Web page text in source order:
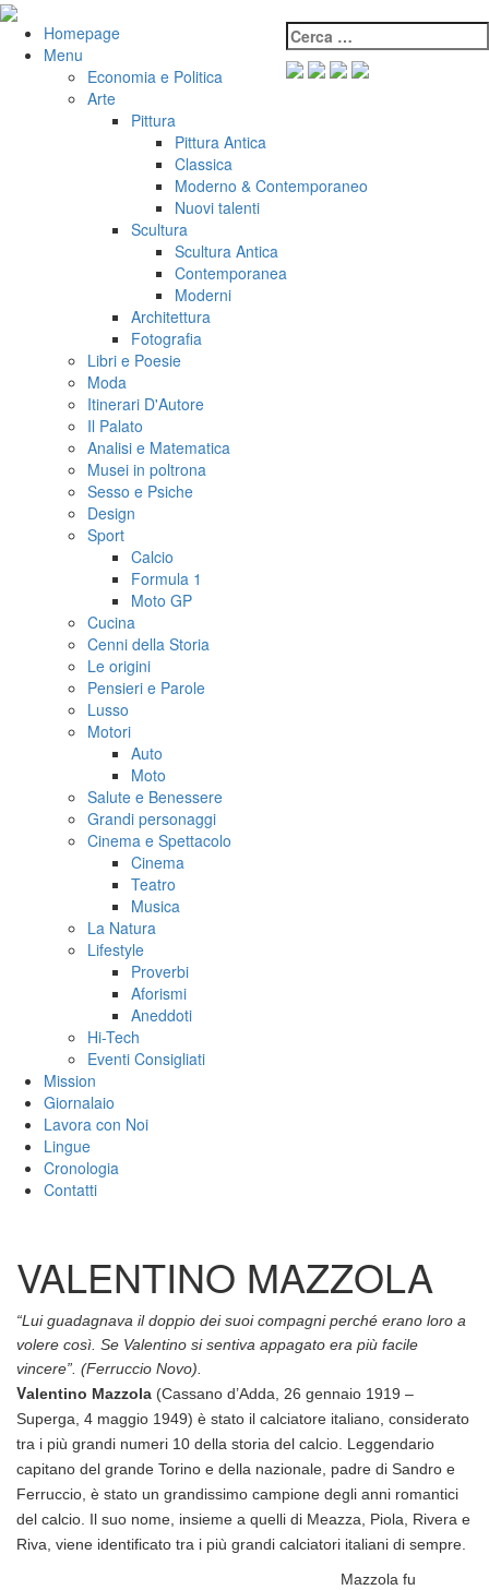
Salta
contenuto
VeniVidiVici Cerca:
Homepage
Menu
Economia e Politica
Arte
Pittura
Pittura Antica
Classica
Moderno & Contemporaneo
Nuovi talenti
Scultura
Scultura Antica
Contemporanea
Moderni
Architettura
Fotografia
Libri e Poesie
Moda
Itinerari D'Autore
Il Palato
Analisi e Matematica
Musei in poltrona
Sesso e Psiche
Design
Sport
Calcio
Formula 1
Moto GP
Cucina
Cenni della Storia
Le origini
Pensieri e Parole
Lusso
Motori
Auto
Moto
Salute e Benessere
Grandi personaggi
Cinema e Spettacolo
Cinema
Teatro
Musica
La Natura
Lifestyle
Proverbi
Aforismi
Aneddoti
Hi-Tech
Eventi Consigliati
Mission
Giornalaio
Lavora con Noi
Lingue
Cronologia
Contatti
VALENTINO MAZZOLA
“Lui guadagnava il doppio dei suoi compagni perché erano loro a
volere così. Se Valentino si sentiva appagato era più facile
vincere”. (Ferruccio Novo).
Valentino Mazzola (Cassano d’Adda, 26 gennaio 1919 –
Superga, 4 maggio 1949) è stato il calciatore italiano, considerato
tra i più grandi numeri 10 della storia del calcio. Leggendario
capitano del grande Torino e della nazionale, padre di Sandro e
Ferruccio, è stato un grandissimo campione degli anni romantici
del calcio. Il suo nome, insieme a quelli di Meazza, Piola, Rivera e
Riva, viene identificato tra i più grandi calciatori italiani di sempre.
Mazzola fu